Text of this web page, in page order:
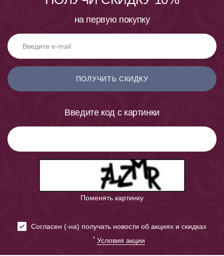
на первую покупку
ПОЛУЧИТЬ СКИДКУ
Введите код с картинки
Поменять картинку
Cогласен (-на) получать новости об акциях и скидках
* Условия акции